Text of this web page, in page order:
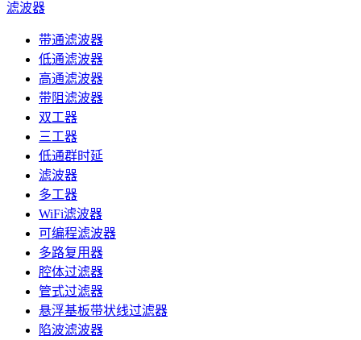
滤波器
带通滤波器
低通滤波器
高通滤波器
带阻滤波器
双工器
三工器
低通群时延
滤波器
多工器
WiFi滤波器
可编程滤波器
多路复用器
腔体过滤器
管式过滤器
悬浮基板带状线过滤器
陷波滤波器